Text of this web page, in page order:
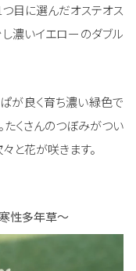
つ目に選んだオステオス
濃いイエローのダブル
が良く育ち濃い緑色で
たくさんのつぼみがつい
と花が咲きます。
性多年草～